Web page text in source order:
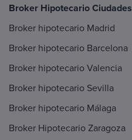
Broker Hipotecario Ciudades
Broker hipotecario Madrid
Broker hipotecario Barcelona
Broker hipotecario Valencia
Broker hipotecario Sevilla
Broker hipotecario Málaga
Broker Hipotecario Zaragoza